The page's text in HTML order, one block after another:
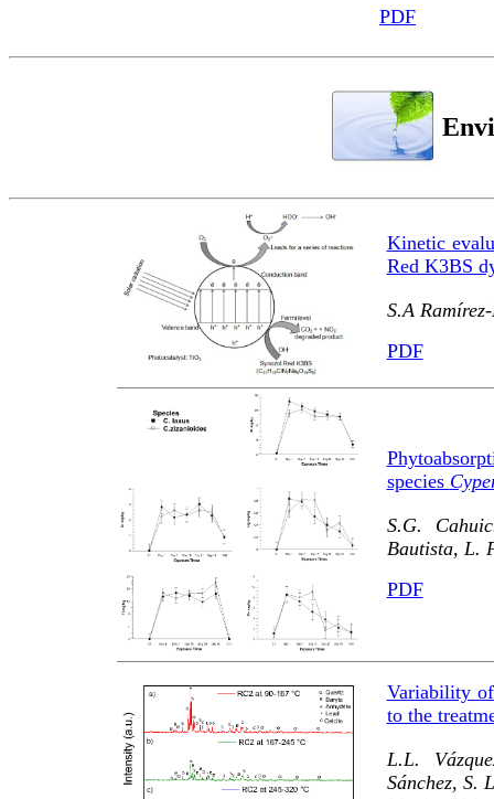
PDF
Kinetic
Red K3BS
S.A
PDF
species
S.G.
Bautista, L.
PDF
Variability
to the
L.L.
Sánchez, S.